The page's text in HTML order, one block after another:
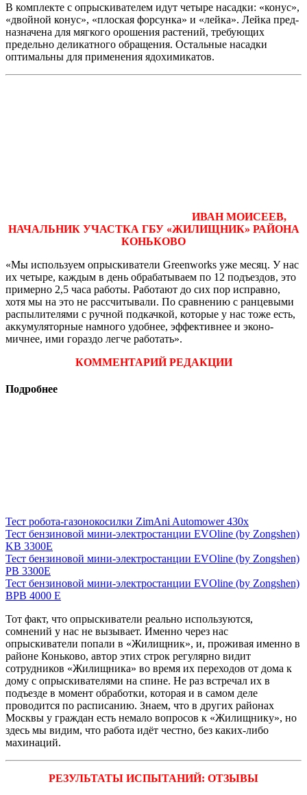
В комплекте с опрыскивателем идут че­тыре насадки: «конус»,
«двойной конус», «плоская форсунка» и «лейка». Лейка пред­
назначена для мягкого орошения растений, требующих
предельно деликатного обра­щения. Остальные насадки
оптимальны для применения ядохимикатов.
ИВАН МОИСЕЕВ,
НАЧАЛЬНИК УЧАСТКА ГБУ «ЖИЛИЩНИК» РАЙОНА
КОНЬКОВО
«Мы используем опрыскиватели Greenworks уже месяц. У нас
их четыре, каждым в день обрабатываем по 12 подъ­ездов, это
примерно 2,5 часа работы. Рабо­тают до сих пор исправно,
хотя мы на это не рассчитывали. По сравнению с ранце­выми
распылителями с ручной подкачкой, которые у нас тоже есть,
аккумуляторные намного удобнее, эффективнее и эконо­
мичнее, ими гораздо легче работать».
КОММЕНТАРИЙ РЕДАКЦИИ
Подробнее
Тест робота-газонокосилки ZimAni Automower 430х
Тест бензиновой мини-электростанции EVOline (by Zongshen)
KB 3300E
Тест бензиновой мини-электростанции EVOline (by Zongshen)
PB 3300E
Тест бензиновой мини-электростанции EVOline (by Zongshen)
BPB 4000 E
Тот факт, что опрыскиватели реально ис­пользуются,
сомнений у нас не вызывает. Именно через нас
опрыскиватели попали в «Жилищник», и, проживая именно в
рай­оне Коньково, автор этих строк регулярно видит
сотрудников «Жилищника» во вре­мя их переходов от дома к
дому с опры­скивателями на спине. Не раз встречал их в
подъезде в момент обработки, которая и в самом деле
проводится по расписа­нию. Знаем, что в других районах
Москвы у граждан есть немало вопросов к «Жилищнику», но
здесь мы видим, что работа идёт честно, без каких-либо
махинаций.
РЕЗУЛЬТАТЫ ИСПЫТАНИЙ: ОТЗЫВЫ